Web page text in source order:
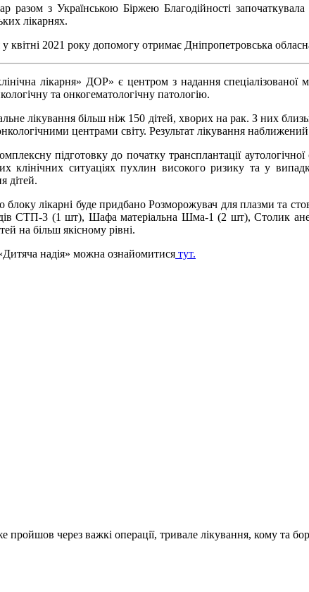
разом з Українською Біржею Благодійності
лікарнях.
2021 року допомогу отримає Дніпропетровська
лікарня» ДОР» є центром з надання спеціалізованої
та онкогематологічну патологію.
лікування більш ніж 150 дітей, хворих на рак. З них
центрами світу. Результат лікування
підготовку до початку трансплантації
клінічних ситуаціях пухлин високого ризику та у
дітей.
блоку лікарні буде придбано Розморожувач для плазми та
СТП-3 (1 шт), Шафа матеріальна Шма-1 (2 шт), Столик
на більш якісному рівні.
надія» можна ознайомитися тут.
пройшов через важкі операції, тривале лікування, кому та